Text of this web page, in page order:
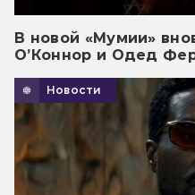
В новой «Мумии»
О’Коннор и Одед
Новости